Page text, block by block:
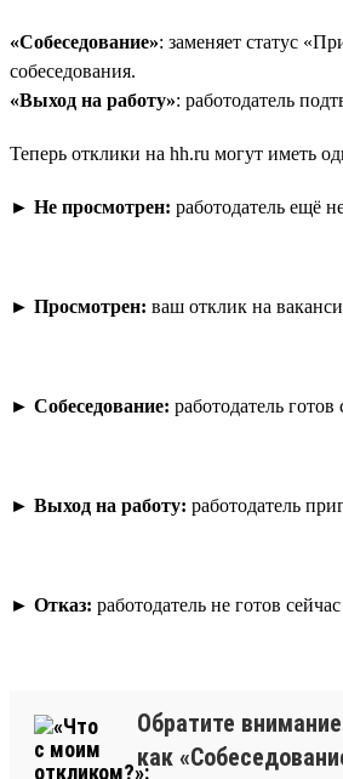
«Собеседование»: заменяет статус
собеседования.
«Выход на работу»: работодатель
Теперь отклики на hh.ru могут иметь
► Не просмотрен: работодатель ещё
► Просмотрен: ваш отклик на
► Собеседование: работодатель
► Выход на работу: работодатель
► Отказ: работодатель не готов
Обратите
как